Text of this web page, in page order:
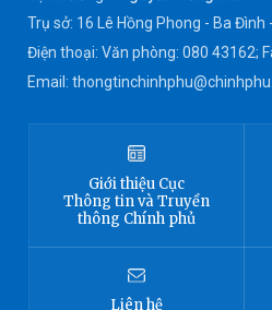
Trụ sở: 16 Lê Hồng Phong - Ba Đình -
Điện thoại: Văn phòng: 080 43162;
Email:
Giới thiệu Cục
Thông tinvà Truyền
thông Chính phủ
Liên hệ